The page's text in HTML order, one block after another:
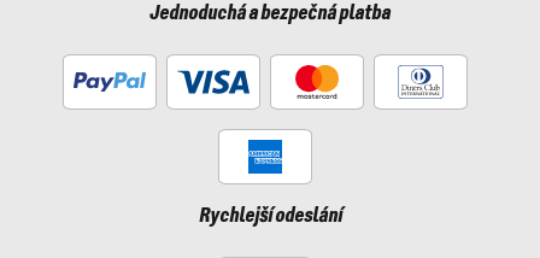
Jednoduchá a bezpečná platba
Rychlejší odeslání